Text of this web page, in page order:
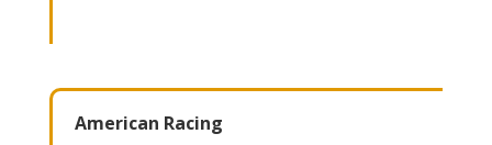
American Racing